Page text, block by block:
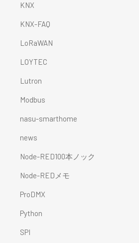
KNX
KNX-FAQ
LoRaWAN
LOYTEC
Lutron
Modbus
nasu-smarthome
news
Node-RED100本ノック
Node-REDメモ
ProDMX
Python
SPI